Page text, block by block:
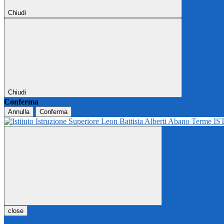
Chiudi
Chiudi
Conferma
Annulla Conferma
close